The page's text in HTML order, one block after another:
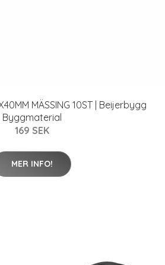
MÄSSING 10ST | Beijerbygg
Byggmaterial
169 SEK
MER INFO!